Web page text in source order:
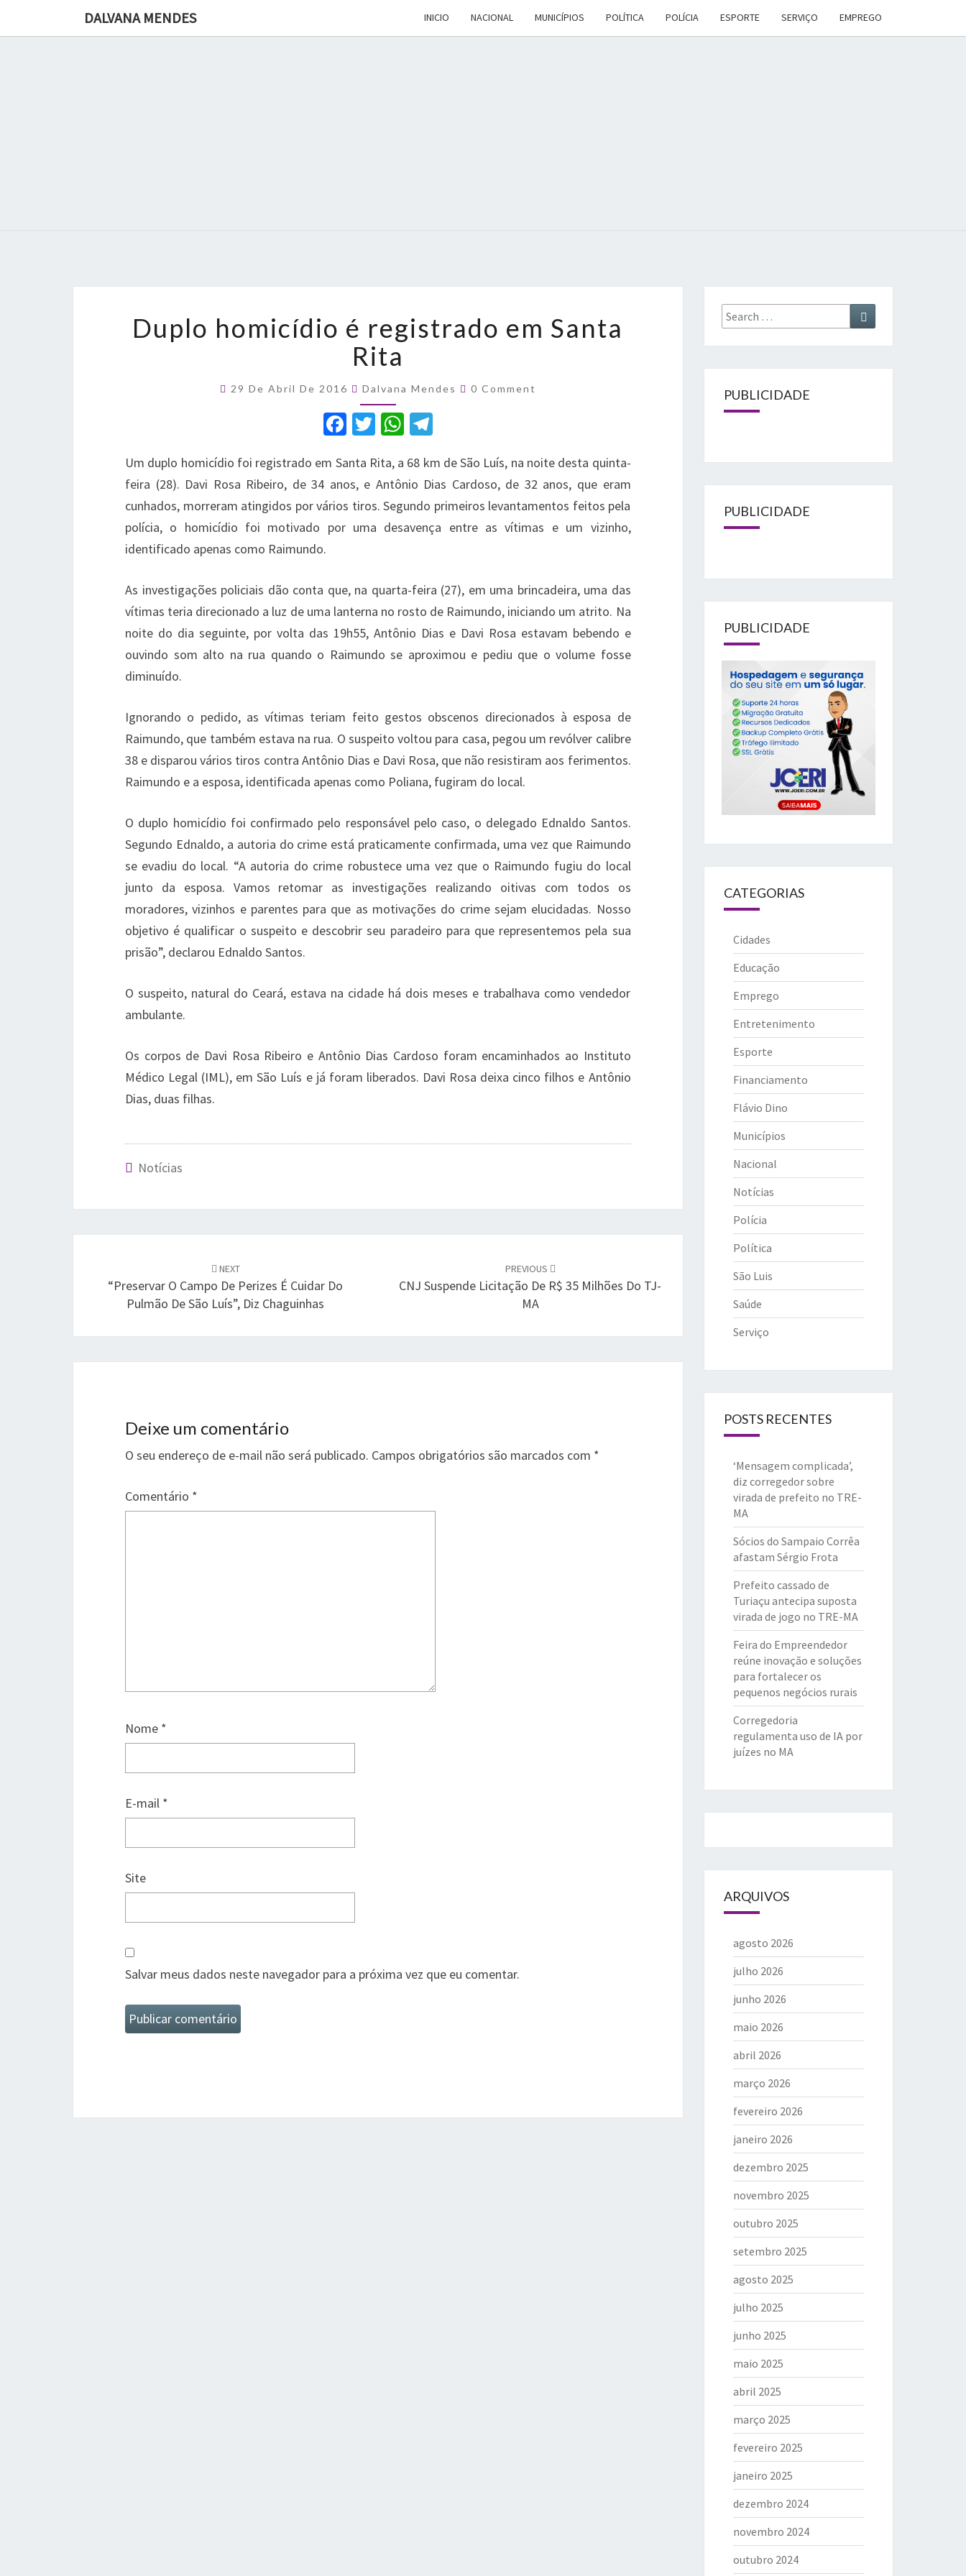
DALVANA MENDES INICIO NACIONAL MUNICÍPIOS POLÍTICA POLÍCIA ESPORTE SERVIÇO EMPREGO
homicídio
é
registrado
Santa
Rita
Duplo homicídio é registrado em Santa
Rita
29 De Abril De 2016 Dalvana Mendes Comments
0 Comment
F
c
e
b
o
k
T
it
te
r
W
at
s
A
p
e
gr
a
m
Um duplo homicídio foi registrado em Santa Rita, a 68 km de São Luís, na noite desta quinta-
feira (28). Davi Rosa Ribeiro, de 34 anos, e Antônio Dias Cardoso, de 32 anos, que eram
cunhados, morreram atingidos por vários tiros. Segundo primeiros levantamentos feitos pela
polícia, o homicídio foi motivado por uma desavença entre as vítimas e um vizinho,
identificado apenas como Raimundo.
As investigações policiais dão conta que, na quarta-feira (27), em uma brincadeira, uma das
vítimas teria direcionado a luz de uma lanterna no rosto de Raimundo, iniciando um atrito. Na
noite do dia seguinte, por volta das 19h55, Antônio Dias e Davi Rosa estavam bebendo e
ouvindo som alto na rua quando o Raimundo se aproximou e pediu que o volume fosse
diminuído.
Ignorando o pedido, as vítimas teriam feito gestos obscenos direcionados à esposa de
Raimundo, que também estava na rua. O suspeito voltou para casa, pegou um revólver calibre
38 e disparou vários tiros contra Antônio Dias e Davi Rosa, que não resistiram aos ferimentos.
Raimundo e a esposa, identificada apenas como Poliana, fugiram do local.
O duplo homicídio foi confirmado pelo responsável pelo caso, o delegado Ednaldo Santos.
Segundo Ednaldo, a autoria do crime está praticamente confirmada, uma vez que Raimundo
se evadiu do local. “A autoria do crime robustece uma vez que o Raimundo fugiu do local
junto da esposa. Vamos retomar as investigações realizando oitivas com todos os
moradores, vizinhos e parentes para que as motivações do crime sejam elucidadas. Nosso
objetivo é qualificar o suspeito e descobrir seu paradeiro para que representemos pela sua
prisão”, declarou Ednaldo Santos.
O suspeito, natural do Ceará, estava na cidade há dois meses e trabalhava como vendedor
ambulante.
Os corpos de Davi Rosa Ribeiro e Antônio Dias Cardoso foram encaminhados ao Instituto
Médico Legal (IML), em São Luís e já foram liberados. Davi Rosa deixa cinco filhos e Antônio
Dias, duas filhas.
Notícias
NEXT
“Preservar O Campo De Perizes É Cuidar Do
Pulmão De São Luís”, Diz Chaguinhas
PREVIOUS
CNJ Suspende Licitação De R$ 35 Milhões Do TJ-
MA
Deixe um comentário
O seu endereço de e-mail não será publicado. Campos obrigatórios são marcados com *
Comentário *
Nome *
E-mail *
Site
Salvar meus dados neste navegador para a próxima vez que eu comentar.
Search
for:
Search
PUBLICIDADE
PUBLICIDADE
PUBLICIDADE
CATEGORIAS
Cidades
Educação
Emprego
Entretenimento
Esporte
Financiamento
Flávio Dino
Municípios
Nacional
Notícias
Polícia
Política
São Luis
Saúde
Serviço
POSTS RECENTES
‘Mensagem complicada’,
diz corregedor sobre
virada de prefeito no TRE-
MA
Sócios do Sampaio Corrêa
afastam Sérgio Frota
Prefeito cassado de
Turiaçu antecipa suposta
virada de jogo no TRE-MA
Feira do Empreendedor
reúne inovação e soluções
para fortalecer os
pequenos negócios rurais
Corregedoria
regulamenta uso de IA por
juízes no MA
ARQUIVOS
agosto 2026
julho 2026
junho 2026
maio 2026
abril 2026
março 2026
fevereiro 2026
janeiro 2026
dezembro 2025
novembro 2025
outubro 2025
setembro 2025
agosto 2025
julho 2025
junho 2025
maio 2025
abril 2025
março 2025
fevereiro 2025
janeiro 2025
dezembro 2024
novembro 2024
outubro 2024